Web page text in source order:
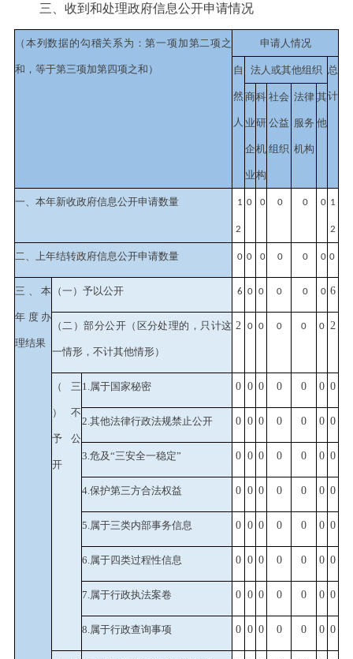
三、收到和处理政府信息公开申请情况
（本列数据的勾稽关系为：第一项加第二项之
和，等于第三项加第四项之和）
申请人情况
自
然
人
法人或其他组织 总
计
商
业
企
业
科
研
机
构
社会
公益
组织
法律
服务
机构
其
他
一、本年新收政府信息公开申请数量 1
2
0 0 0 0 0 1
2
二、上年结转政府信息公开申请数量 0 0 0 0 0 0 0
三、本
年度办
理结果
（一）予以公开 6 0 0 0 0 0 6
（二）部分公开 （区分处理的，只计这
一情形，不计其他情形）
2 0 0 0 0 0 2
（三
）不
予公
开
1.属于国家秘密 0 0 0 0 0 0 0
2.其他法律行政法规禁止公开 0 0 0 0 0 0 0
3.危及“三安全一稳定” 0 0 0 0 0 0 0
4.保护第三方合法权益 0 0 0 0 0 0 0
5.属于三类内部事务信息 0 0 0 0 0 0 0
6.属于四类过程性信息 0 0 0 0 0 0 0
7.属于行政执法案卷 0 0 0 0 0 0 0
8.属于行政查询事项 0 0 0 0 0 0 0